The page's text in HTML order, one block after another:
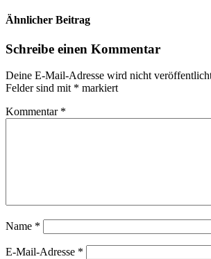
Ähnlicher Beitrag
Schreibe einen Kommentar
Deine E-Mail-Adresse wird nicht
Felder sind mit * markiert
Kommentar *
Name *
E-Mail-Adresse *